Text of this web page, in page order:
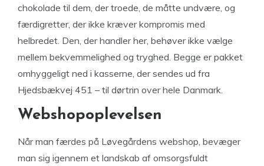
chokolade til dem, der troede, de måtte undvære, og
færdigretter, der ikke kræver kompromis med
helbredet. Den, der handler her, behøver ikke vælge
mellem bekvemmelighed og tryghed. Begge er pakket
omhyggeligt ned i kasserne, der sendes ud fra
Hjedsbækvej 451 – til dørtrin over hele Danmark.
Webshopoplevelsen
Når man færdes på Løvegårdens webshop, bevæger
man sig igennem et landskab af omsorgsfuldt